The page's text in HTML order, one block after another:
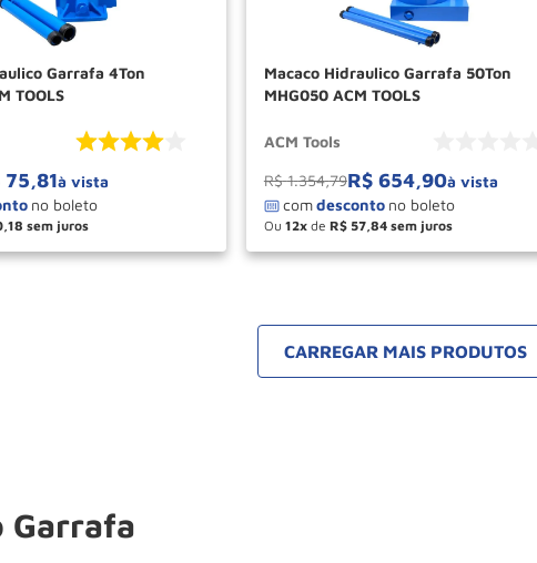
Garrafa 4Ton
TOOLS
75,81à vista
, 18
＋ COMPRAR
Macaco Hidraulico Garrafa 50Ton
MHG050 ACM TOOLS
ACM Tools
R$ 1.354,79R$ 654,90à vista
Ou 12 de R$ 57, 84
＋
－ COMPRAR
Garrafa